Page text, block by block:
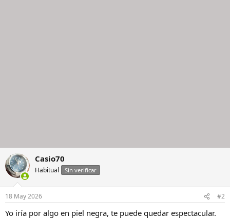
Casio70
Habitual Sin verificar
18 May 2026 #2
Yo iría por algo en piel negra, te puede quedar espectacular.